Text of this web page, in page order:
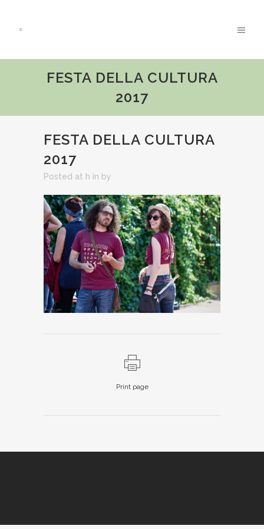
FESTA DELLA CULTURA
2017
FESTA DELLA CULTURA
2017
Posted at h in by
Print page